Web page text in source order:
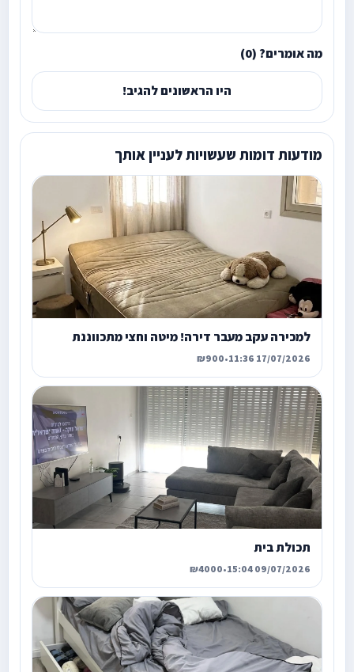
מה אומרים? (0)
היו הראשונים להגיב!
מודעות דומות שעשויות לעניין אותך
למכירה עקב מעבר דירה! מיטה וחצי מתכווננת
17/07/2026 11:36
•
₪900
תכולת בית
09/07/2026 15:04
•
₪4000